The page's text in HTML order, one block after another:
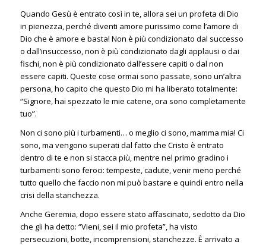
Quando Gesù è entrato così in te, allora sei un profeta di Dio
in pienezza, perché diventi amore purissimo come l’amore di
Dio che è amore e basta! Non è più condizionato dal successo
o dall’insuccesso, non è più condizionato dagli applausi o dai
fischi, non è più condizionato dall’essere capiti o dal non
essere capiti. Queste cose ormai sono passate, sono un’altra
persona, ho capito che questo Dio mi ha liberato totalmente:
“Signore, hai spezzato le mie catene, ora sono completamente
tuo”.
Non ci sono più i turbamenti… o meglio ci sono, mamma mia! Ci
sono, ma vengono superati dal fatto che Cristo è entrato
dentro di te e non si stacca più, mentre nel primo gradino i
turbamenti sono feroci: tempeste, cadute, venir meno perché
tutto quello che faccio non mi può bastare e quindi entro nella
crisi della stanchezza.
Anche Geremia, dopo essere stato affascinato, sedotto da Dio
che gli ha detto: “Vieni, sei il mio profeta”, ha visto
persecuzioni, botte, incomprensioni, stanchezze. È arrivato a